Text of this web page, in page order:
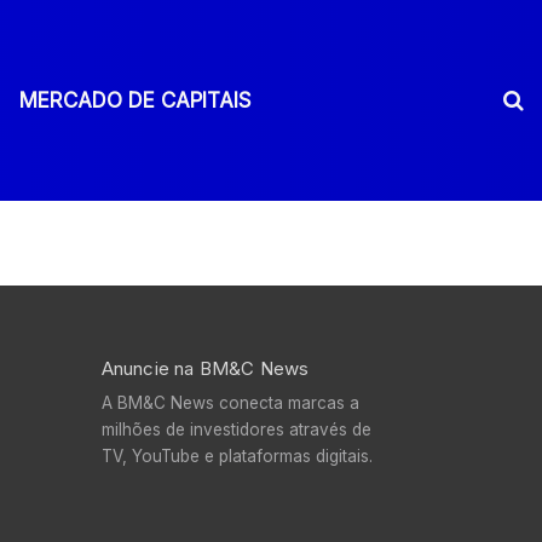
MERCADO DE CAPITAIS
Anuncie na BM&C News
A BM&C News conecta marcas a
milhões de investidores através de
TV, YouTube e plataformas digitais.